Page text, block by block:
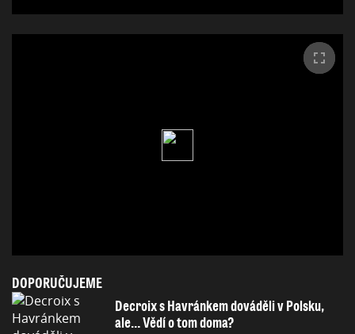
DOPORUČUJEME
Decroix s Havránkem dováděli v Polsku,
ale… Vědí o tom doma?